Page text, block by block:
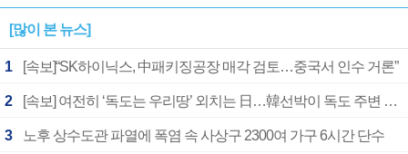
[많이 본 뉴스]
1 [속보]“SK하이닉스, 中패키징공장 매각 검토…중국서 인수 거론”
2 [속보] 여전히 ‘독도는 우리땅’ 외치는 日…韓선박이 독도 주변 해양조사 활동하자 반발
3 노후 상수도관 파열에 폭염 속 사상구 2300여 가구 6시간 단수